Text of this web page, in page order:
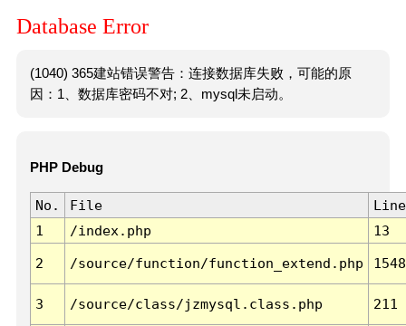
Database Error
(1040) 365建站错误警告：连接数据库失败，可能的原
因：1、数据库密码不对; 2、mysql未启动。
PHP Debug
No. File
Line
1
/index.php 13
2 /source/function/function_extend.php 1548
3 /source/class/jzmysql.class.php 211